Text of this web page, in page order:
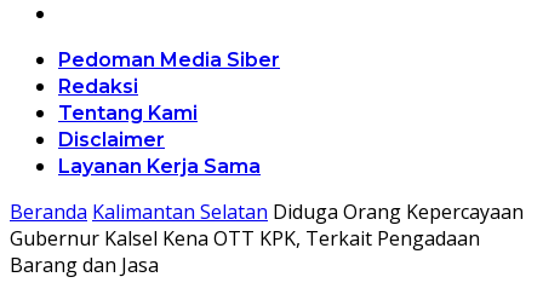
Pedoman Media Siber
Redaksi
Tentang Kami
Disclaimer
Layanan Kerja Sama
Beranda Kalimantan Selatan Diduga Orang Kepercayaan
Gubernur Kalsel Kena OTT KPK, Terkait Pengadaan
Barang dan Jasa